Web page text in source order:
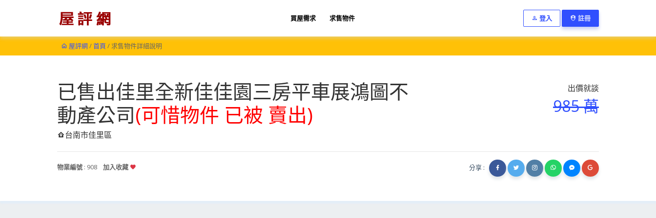
買屋需求 求售物件 登入 註冊
屋評網/首頁 / 求售物件詳細說明
已售出佳里全新佳佳園三房平車展鴻圖不
動產公司(可惜物件 已被 賣出)
台南市佳里區
出價就談
985 萬
物業編號 : 908 加入收藏 分享 :